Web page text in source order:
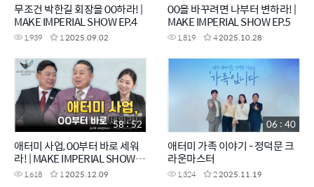
무조건 박한길 회장을 00하라! |
MAKE IMPERIAL SHOW EP.4
1,939 12025.09.02
00을 바꾸려면 나부터 변하라! |
MAKE IMPERIAL SHOW EP.5
1,819 42025.10.28
애터미 사업, 00부터 바로 세워
라! | MAKE IMPERIAL SHOW
EP.61,618 12025.12.09
58 : 52
애터미 가족 이야기 - 정덕문 크
라운마스터
1,324 22025.11.19
06 : 40